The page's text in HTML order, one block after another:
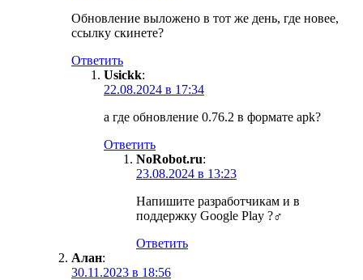
Обновление выложено в тот же день, где новее,
ссылку скинете?
Ответить
Usickk:
22.08.2024 в 17:34
а где обновление 0.76.2 в формате apk?
Ответить
NoRobot.ru:
23.08.2024 в 13:23
Напишите разработчикам и в
поддержку Google Play ?‍♂️
Ответить
Алан:
30.11.2023 в 18:56